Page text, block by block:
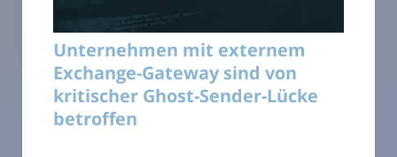
Unternehmen mit externem
Exchange-Gateway sind von
kritischer Ghost-Sender-Lücke
betroffen